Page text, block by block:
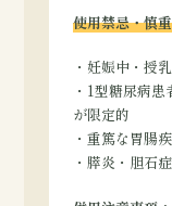
使用禁忌・慎
・妊娠中・授
・1型糖尿病
が限定的
・重篤な胃腸
・膵炎・胆石